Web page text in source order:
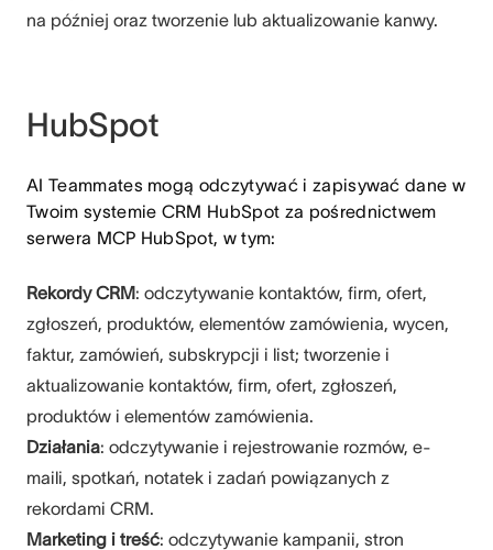
na później oraz tworzenie lub aktualizowanie kanwy.
HubSpot
AI Teammates mogą odczytywać i zapisywać dane w
Twoim systemie CRM HubSpot za pośrednictwem
serwera MCP HubSpot, w tym:
Rekordy CRM: odczytywanie kontaktów, firm, ofert,
zgłoszeń, produktów, elementów zamówienia, wycen,
faktur, zamówień, subskrypcji i list; tworzenie i
aktualizowanie kontaktów, firm, ofert, zgłoszeń,
produktów i elementów zamówienia.
Działania: odczytywanie i rejestrowanie rozmów, e-
maili, spotkań, notatek i zadań powiązanych z
rekordami CRM.
Marketing i treść: odczytywanie kampanii, stron